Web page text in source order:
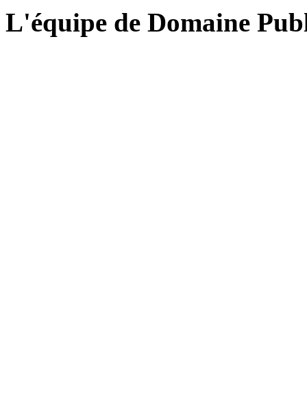
L'équipe de Domaine